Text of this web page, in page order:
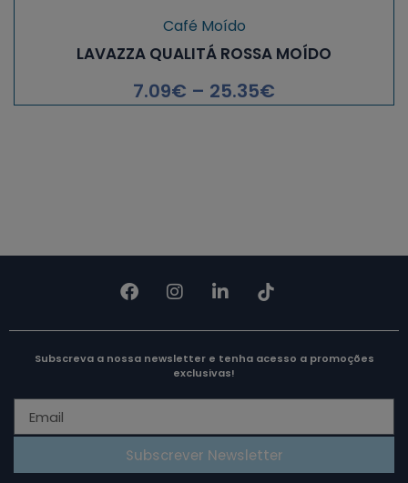
Café Moído
LAVAZZA QUALITÁ ROSSA MOÍDO
7.09€ – 25.35€
Subscreva a nossa newsletter e tenha acesso a promoções
exclusivas!
Subscrever Newsletter